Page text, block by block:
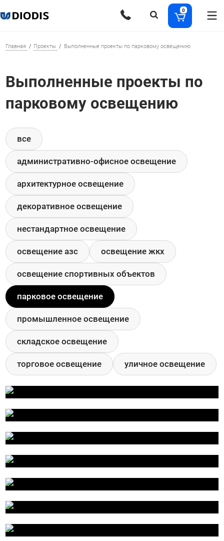
0
Главная Проекты Выполненные проекты по парковому освещению
Выполненные проекты по
парковому освещению
все
административно-офисное освещение
архитектурное освещение
декоративное освещение
нестандартное освещение
освещение азс освещение жкх
освещение спортивных объектов
парковое освещение
промышленное освещение
складское освещение
торговое освещение уличное освещение